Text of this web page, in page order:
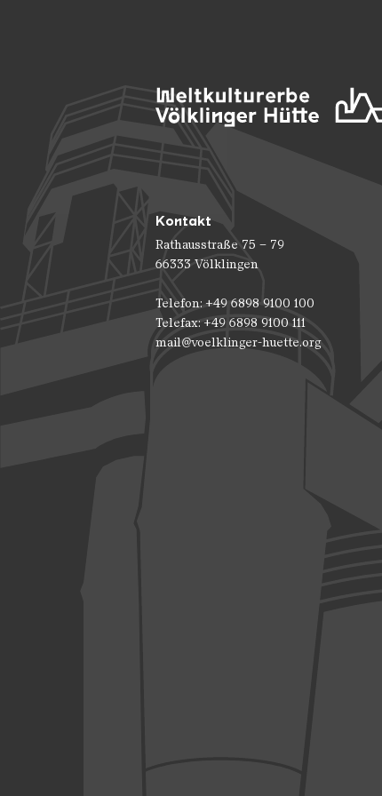
Kontakt
Rathausstraße 75 – 79
66333 Völklingen
Telefon: +49 6898 9100 100
Telefax: +49 6898 9100 111
mail@voelklinger-huette.org